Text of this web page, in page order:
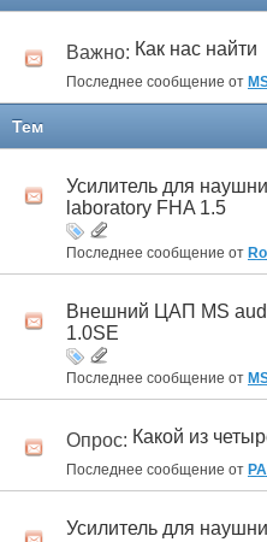
Важно: Как нас найти
Последнее сообщение от
Тем
Усилитель для
laboratory FHA 1.5
Последнее сообщение от
Внешний ЦАП MS
1.0SE
Последнее сообщение от
Опрос: Какой из
Последнее сообщение от
Усилитель для